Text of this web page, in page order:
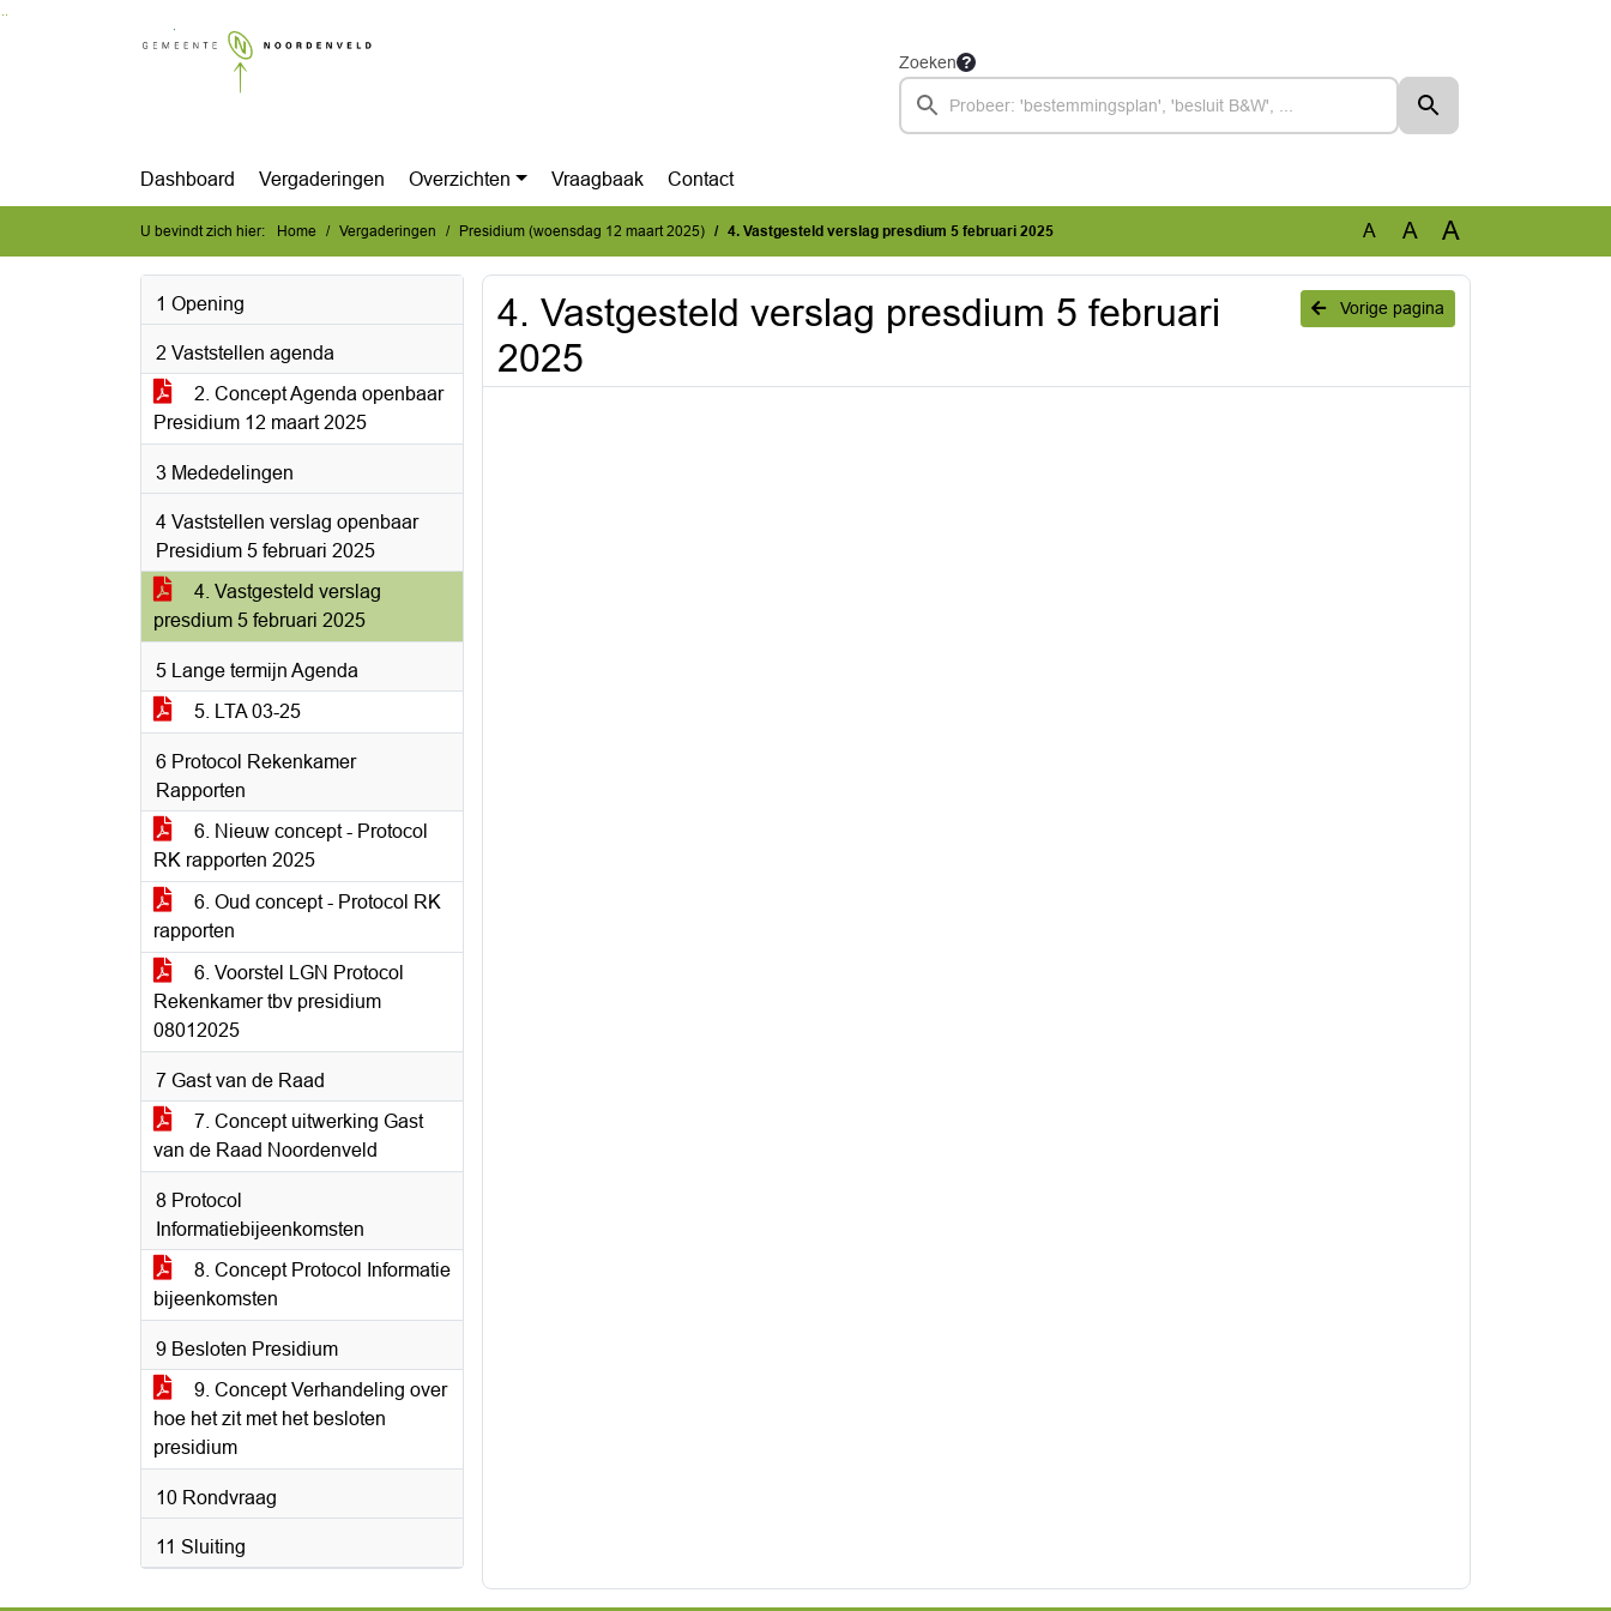
Ga naar de inhoud van deze pagina
Zoeken
Dashboard Vergaderingen Overzichten Vraagbaak Contact
U bevindt zich hier: Home Vergaderingen Presidium (woensdag 12 maart 2025) 4. Vastgesteld verslag presdium 5 februari 2025 A A A
1 Opening
2 Vaststellen agenda
2. Concept Agenda openbaar
Presidium 12 maart 2025
3 Mededelingen
4 Vaststellen verslag openbaar
Presidium 5 februari 2025
4. Vastgesteld verslag
presdium 5 februari 2025
5 Lange termijn Agenda
5. LTA 03-25
6 Protocol Rekenkamer
Rapporten
6. Nieuw concept - Protocol
RK rapporten 2025
6. Oud concept - Protocol RK
rapporten
6. Voorstel LGN Protocol
Rekenkamer tbv presidium
08012025
7 Gast van de Raad
7. Concept uitwerking Gast
van de Raad Noordenveld
8 Protocol
Informatiebijeenkomsten
8. Concept Protocol Informatie
bijeenkomsten
9 Besloten Presidium
9. Concept Verhandeling over
hoe het zit met het besloten
presidium
10 Rondvraag
11 Sluiting
Vorige pagina
4. Vastgesteld verslag presdium 5 februari
2025